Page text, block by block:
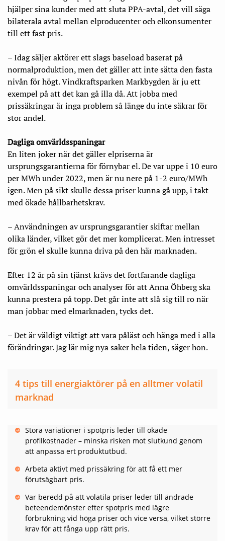
hjälper sina kunder med att sluta PPA-avtal, det vill säga
bilaterala avtal mellan elproducenter och elkonsumenter
till ett fast pris.
– Idag säljer aktörer ett slags baseload baserat på
normalproduktion, men det gäller att inte sätta den fasta
nivån för högt. Vindkraftsparken Markbygden är ju ett
exempel på att det kan gå illa då. Att jobba med
prissäkringar är inga problem så länge du inte säkrar för
stor andel.
Dagliga omvärldsspaningar
En liten joker när det gäller elpriserna är
ursprungsgarantierna för förnybar el. De var uppe i 10 euro
per MWh under 2022, men är nu nere på 1-2 euro/MWh
igen. Men på sikt skulle dessa priser kunna gå upp, i takt
med ökade hållbarhetskrav.
– Användningen av ursprungsgarantier skiftar mellan
olika länder, vilket gör det mer komplicerat. Men intresset
för grön el skulle kunna driva på den här marknaden.
Efter 12 år på sin tjänst krävs det fortfarande dagliga
omvärldsspaningar och analyser för att Anna Öhberg ska
kunna prestera på topp. Det går inte att slå sig till ro när
man jobbar med elmarknaden, tycks det.
– Det är väldigt viktigt att vara påläst och hänga med i alla
förändringar. Jag lär mig nya saker hela tiden, säger hon.
4 tips till energiaktörer på en alltmer volatil
marknad
Stora variationer i spotpris leder till ökade
profilkostnader – minska risken mot slutkund genom
att anpassa ert produktutbud.
Arbeta aktivt med prissäkring för att få ett mer
förutsägbart pris.
Var beredd på att volatila priser leder till ändrade
beteendemönster efter spotpris med lägre
förbrukning vid höga priser och vice versa, vilket större
krav för att fånga upp rätt pris.